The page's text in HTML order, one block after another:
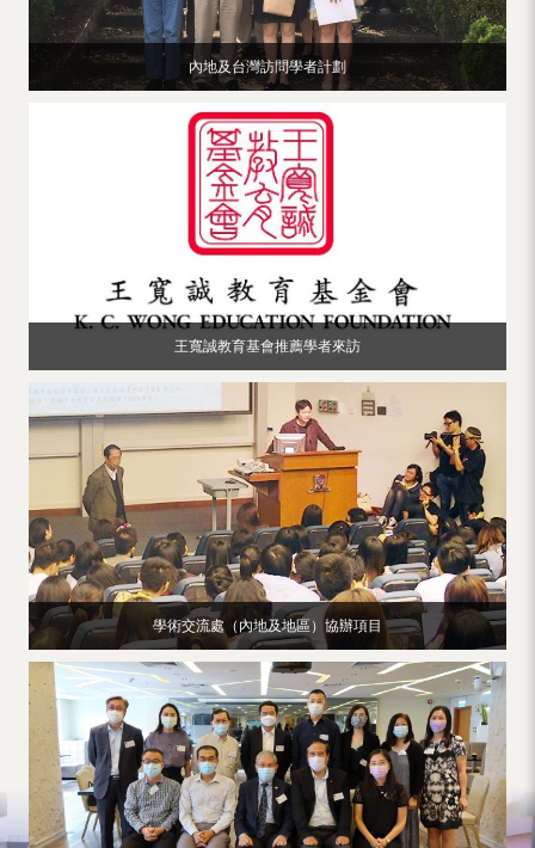
內地及台灣訪問學者計劃
王寬誠教育基會推薦學者來訪
學術交流處（內地及地區）協辦項目